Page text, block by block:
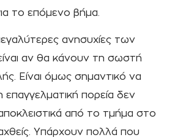
το επόμενο βήμα.
ανησυχίες των
αν θα κάνουν τη σωστή
Είναι όμως σημαντικό να
επαγγελματική πορεία δεν
από το τμήμα στο
Υπάρχουν πολλά που